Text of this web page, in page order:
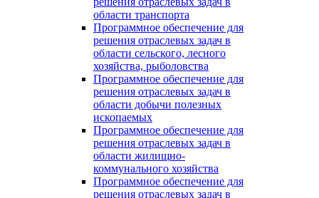
области транспорта
Программное обеспечение для
решения отраслевых задач в
области сельского, лесного
хозяйства, рыболовства
Программное обеспечение для
решения отраслевых задач в
области добычи полезных
ископаемых
Программное обеспечение для
решения отраслевых задач в
области жилищно-
коммунального хозяйства
Программное обеспечение для
решения отраслевых задач в